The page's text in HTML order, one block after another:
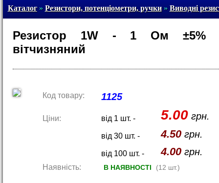
Каталог» Резистори, потенціометри, ручки» Виводні
Резистор 1W - 1 Ом ±5%
вітчизняний
Код товару: 1125
Ціни: від 1 шт. - 5.00грн.
від 30 шт. - 4.50грн.
від 100 шт. - 4.00грн.
Наявність: В НАЯВНОСТІ (12 шт.)